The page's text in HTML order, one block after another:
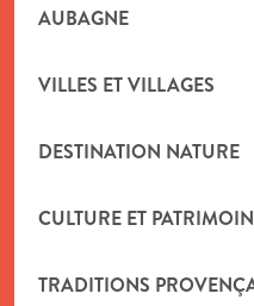
AUBAGNE
VILLES ET VILLAGES
DESTINATION NATURE
CULTURE ET
TRADITIONS
idées d'activités...
NOTRE